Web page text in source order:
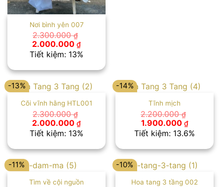
Nơi bình yên 007
2.300.000₫
Giá
gốc
là:
2.000.000 ₫Giá
hiện
tại
2.000.000 ₫.
Tiết kiệm: 13%
-13%
Cõi vĩnh hằng HTL001
2.300.000₫
Giá
gốc
là:
2.000.000 ₫Giá
hiện
tại
2.000.000 ₫.
Tiết kiệm: 13%
-14%
Tĩnh mịch
2.200.000₫
Giá
gốc
là:
1.900.000 ₫Giá
hiện
tại
Tiết kiệm: 13.6%
-11%
Tìm về cội nguồn
-10%
Hoa tang 3 tầng 002